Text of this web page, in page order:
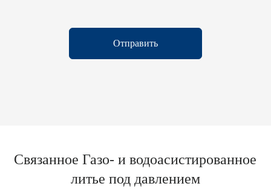
Отправить
Связанное Газо- и водоасистированное
литье под давлением